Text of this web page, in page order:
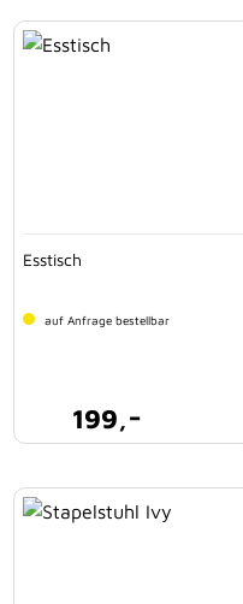
Esstisch
auf Anfrage bestellbar
199,-